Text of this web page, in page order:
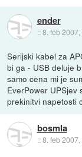
ender
::8. feb 2007,
Serijski kabel za
bi ga - USB deluje
samo cena mi je
EverPower UPSjev
prekinitvi napetosti
bosmla
::8. feb 2007,